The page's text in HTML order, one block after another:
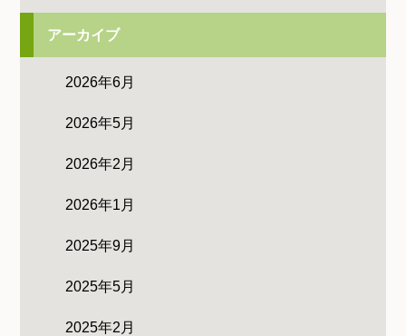
アーカイブ
2026年6月
2026年5月
2026年2月
2026年1月
2025年9月
2025年5月
2025年2月